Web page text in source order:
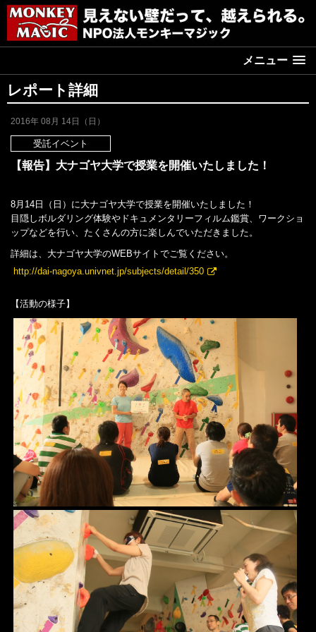
メニュー
レポート詳細
2016年 08月 14日（日）
受託イベント
【報告】大ナゴヤ大学で授業を開催いたしました！
8月14日（日）に大ナゴヤ大学で授業を開催いたしました！
目隠しボルダリング体験やドキュメンタリーフィルム鑑賞、ワークショ
ップなどを行い、たくさんの方に楽しんでいただきました。
詳細は、大ナゴヤ大学のWEBサイトでご覧ください。
http://dai-nagoya.univnet.jp/subjects/detail/350
【活動の様子】